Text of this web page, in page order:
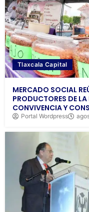
Tlaxcala Capital
MERCADO SOCIAL
PRODUCTORES DE
CONVIVENCIA Y
Portal Wordpress